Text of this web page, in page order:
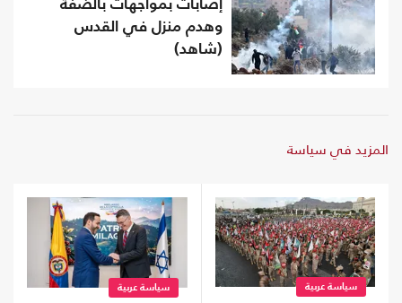
إصابات بمواجهات بالضفة
وهدم منزل في القدس
(شاهد)
المزيد في سياسة
سياسة عربية سياسة عربية